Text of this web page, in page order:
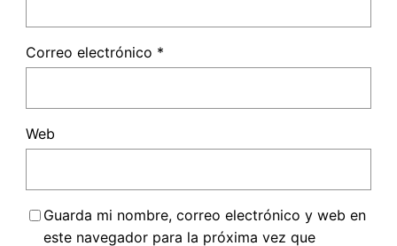
Correo electrónico *
Web
Guarda mi nombre, correo electrónico y web en
este navegador para la próxima vez que